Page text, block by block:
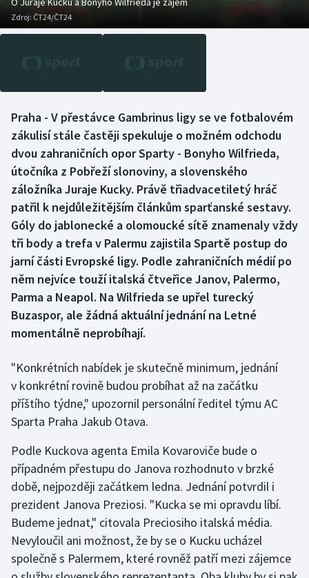
Biatlon
Curling
Dostihy
Florbal
Futsal
Golf
Gymnastika
Házená
Jezdectví
Judo
Lezení
Lyže a snowboard
Moderní pětiboj
Motorsport
Aplikace ČT sport
Zdroj: ČT24/ČT24
Praha - V přestávce Gambrinus ligy se ve fotbalovém
zákulisí stále častěji spekuluje o možném odchodu
dvou zahraničních opor Sparty - Bonyho Wilfrieda,
útočníka z Pobřeží slonoviny, a slovenského
záložníka Juraje Kucky. Právě třiadvacetiletý hráč
patřil k nejdůležitějším článkům sparťanské sestavy.
Góly do jablonecké a olomoucké sítě znamenaly vždy
tři body a trefa v Palermu zajistila Spartě postup do
jarní části Evropské ligy. Podle zahraničních médií po
něm nejvíce touží italská čtveřice Janov, Palermo,
Parma a Neapol. Na Wilfrieda se upřel turecký
Buzaspor, ale žádná aktuální jednání na Letné
momentálně neprobíhají.
"Konkrétních nabídek je skutečně minimum, jednání
v konkrétní rovině budou probíhat až na začátku
příštího týdne," upozornil personální ředitel týmu AC
Sparta Praha Jakub Otava.
Podle Kuckova agenta Emila Kovaroviče bude o
případném přestupu do Janova rozhodnuto v brzké
době, nejpozději začátkem ledna. Jednání potvrdil i
prezident Janova Preziosi. "Kucka se mi opravdu líbí.
Budeme jednat," citovala Preciosiho italská média.
Nevyloučil ani možnost, že by se o Kucku ucházel
společně s Palermem, které rovněž patří mezi zájemce